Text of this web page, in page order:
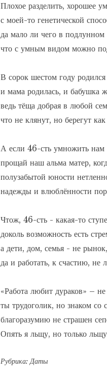
Плохое разделить, хорошее
с моей-то генетической
да мало ли чего в подлунном
что с умным видом можно
В сорок шестом году родился
и мама родилась, и бабушка
ведь тёща добрая в любой
что не клянут, но берегут как
А если 46-сть умножить нам
прощай наш альма матер,
полузабытой юности
надежды и влюблённости
Чтож, 46-сть - какая-то
доколь возможность есть
а дети, дом, семья - не
да и работать, к счастию, не
«Работа любит дураков» – не
ты трудоголик, но знаком со
благоразумию не страшен
Опять я льщу, но только
Рубрика:Даты